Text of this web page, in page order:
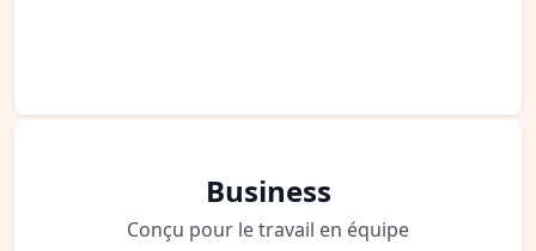
Business
Conçu pour le travail en équipe